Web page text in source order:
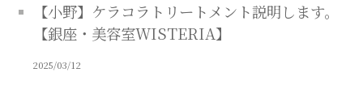
【小野】ケラコラトリートメント説明します。
【銀座・美容室WISTERIA】
2025/03/12